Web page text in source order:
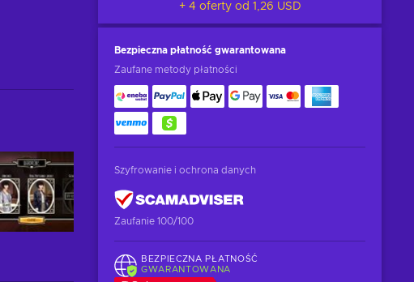
+ 4 oferty od 1,26 USD
Bezpieczna płatność gwarantowana
Zaufane metody płatności
Szyfrowanie i ochrona danych
Zaufanie 100/100
BEZPIECZNA PŁATNOŚĆ
GWARANTOWANA